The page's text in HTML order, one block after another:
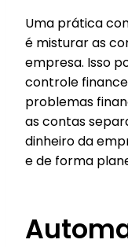
Uma prática
é misturar as
empresa. Isso
controle
problemas
as contas
dinheiro da
e de forma